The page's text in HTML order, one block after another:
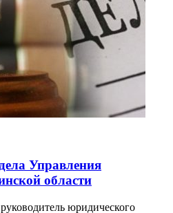
Управления
области
юридического